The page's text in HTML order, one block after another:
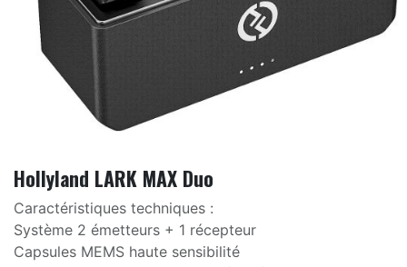
Hollyland LARK MAX Duo
Caractéristiques techniques :
Système 2 émetteurs + 1 récepteur
Capsules MEMS haute sensibilité